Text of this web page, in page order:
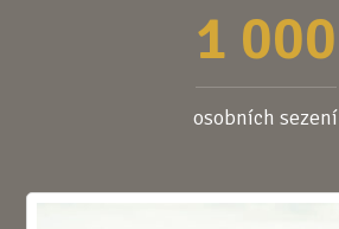
1 000
osobních sezení